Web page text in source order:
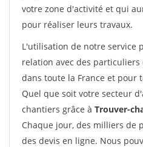
votre zone d'activité et qui
pour réaliser leurs travaux.
L'utilisation de notre service
relation avec des
dans toute la France et pour
Quel que soit votre secteur
chantiers grâce à Trouver-
Chaque jour, des milliers de
des devis en ligne. Nous